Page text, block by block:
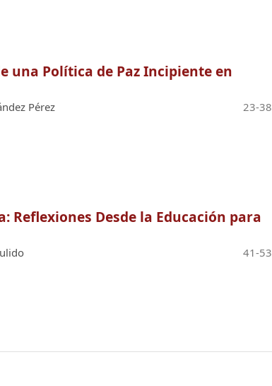
una Política de Paz Incipiente en
Pérez
23-38
Reflexiones Desde la Educación para
41-53